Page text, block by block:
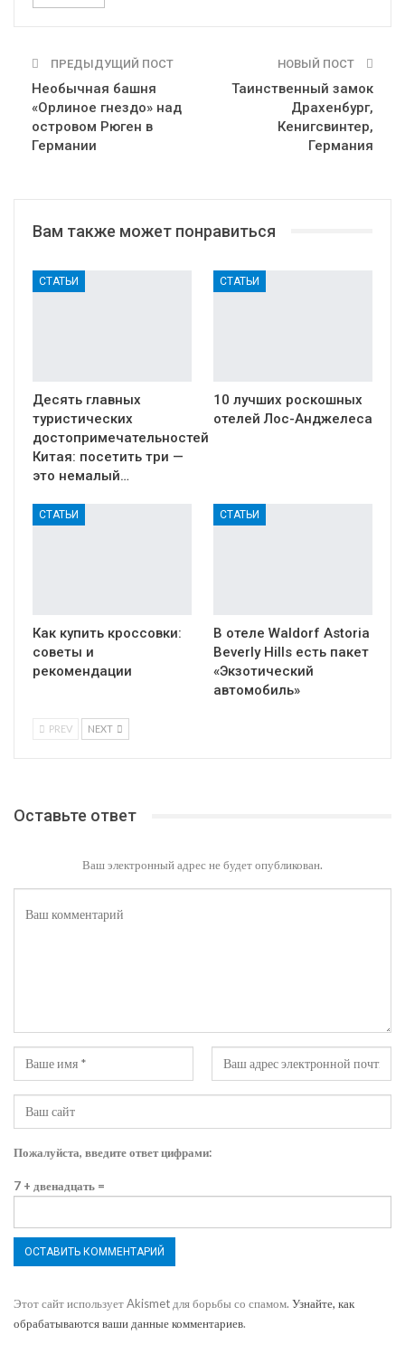
ПРЕДЫДУЩИЙ ПОСТ
Необычная башня
«Орлиное гнездо» над
островом Рюген в
Германии
НОВЫЙ ПОСТ
Таинственный замок
Драхенбург,
Кенигсвинтер,
Германия
Вам также может понравиться
СТАТЬИ
Десять главных
туристических
достопримечательностей
Китая: посетить три —
это немалый…
СТАТЬИ
10 лучших роскошных
отелей Лос-Анджелеса
СТАТЬИ
Как купить кроссовки:
советы и
рекомендации
СТАТЬИ
В отеле Waldorf Astoria
Beverly Hills есть пакет
«Экзотический
автомобиль»
PREV NEXT
Оставьте ответ
Ваш электронный адрес не будет опубликован.
Пожалуйста, введите ответ цифрами:
7 + двенадцать =
Этот сайт использует Akismet для борьбы со спамом. Узнайте, как
обрабатываются ваши данные комментариев.